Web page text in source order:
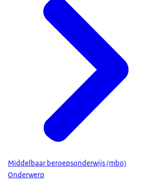
Middelbaar beroepsonderwijs (mbo)
Onderwerp